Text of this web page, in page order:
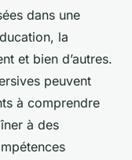
dans une
la
et bien d’autres.
peuvent
à comprendre
à des